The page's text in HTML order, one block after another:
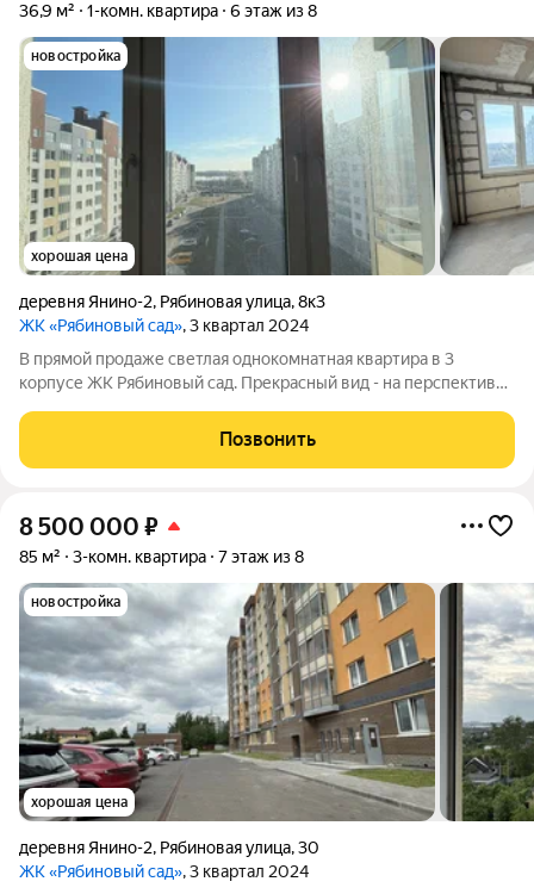
36,9 м² 1-комн. квартира 6 этаж из 8
новостройка
хорошая цена
деревня Янино-2, Рябиновая улица,8к3
ЖК «Рябиновый сад», 3 квартал 2024
В прямой продаже светлая однокомнатная квартира в 3
корпусе ЖК Рябиновый сад. Прекрасный вид - на перспективу
Один взрослый собственник, без обременений, никто не
зарегистрован.
Позвонить
8 500 000 ₽
85 м² 3-комн. квартира 7 этаж из 8
новостройка
хорошая цена
деревня Янино-2, Рябиновая улица,30
ЖК «Рябиновый сад», 3 квартал 2024